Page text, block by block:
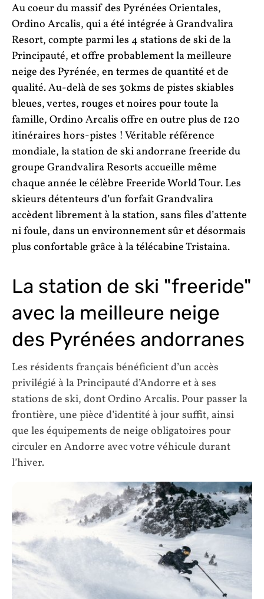
Au coeur du massif des Pyrénées Orientales,
Ordino Arcalis, qui a été intégrée à Grandvalira
Resort, compte parmi les 4 stations de ski de la
Principauté, et offre probablement la meilleure
neige des Pyrénée, en termes de quantité et de
qualité. Au-delà de ses 30kms de pistes skiables
bleues, vertes, rouges et noires pour toute la
famille, Ordino Arcalis offre en outre plus de 120
itinéraires hors-pistes ! Véritable référence
mondiale, la station de ski andorrane freeride du
groupe Grandvalira Resorts accueille même
chaque année le célèbre Freeride World Tour. Les
skieurs détenteurs d’un forfait Grandvalira
accèdent librement à la station, sans files d’attente
ni foule, dans un environnement sûr et désormais
plus confortable grâce à la télécabine Tristaina.
La station de ski "freeride"
avec la meilleure neige
des Pyrénées andorranes
Les résidents français bénéficient d’un accès
privilégié à la Principauté d’Andorre et à ses
stations de ski, dont Ordino Arcalis. Pour passer la
frontière, une pièce d’identité à jour suffit, ainsi
que les équipements de neige obligatoires pour
circuler en Andorre avec votre véhicule durant
l’hiver.